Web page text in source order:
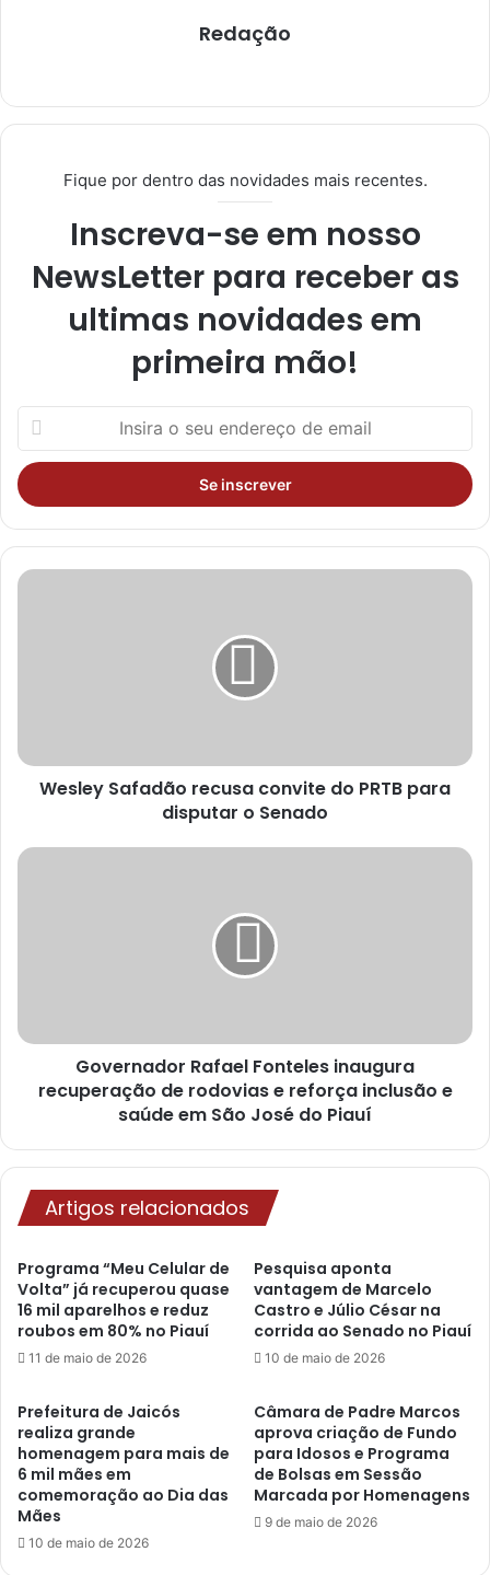
Redação
ra
Fique por dentro das novidades mais recentes.
Inscreva-se em nosso
NewsLetter para receber as
ultimas novidades em
primeira mão!
s
i
a
s
e
e
Wesley Safadão recusa convite do PRTB para
disputar o Senado
Governador Rafael Fonteles inaugura
recuperação de rodovias e reforça inclusão e
saúde em São José do Piauí
Artigos relacionados
Programa “Meu Celular de
Volta” já recuperou quase
16 mil aparelhos e reduz
roubos em 80% no Piauí
11 de maio de 2026
Pesquisa aponta
vantagem de Marcelo
Castro e Júlio César na
corrida ao Senado no Piauí
10 de maio de 2026
Prefeitura de Jaicós
realiza grande
homenagem para mais de
6 mil mães em
comemoração ao Dia das
Mães
10 de maio de 2026
Câmara de Padre Marcos
aprova criação de Fundo
para Idosos e Programa
de Bolsas em Sessão
Marcada por Homenagens
9 de maio de 2026